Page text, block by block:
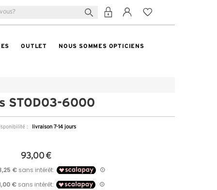
OUTLET NOUS SOMMES OPTICIENS
STOD03-6000
: livraison 7-14 jours
93,00 €